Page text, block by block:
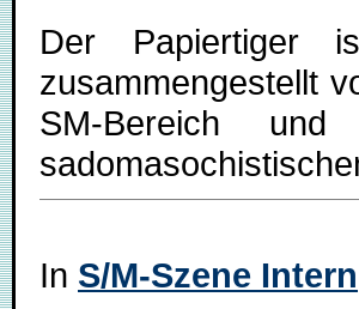
Der Papiertiger
zusammengestellt
SM-Bereich
In S/M-Szene Intern